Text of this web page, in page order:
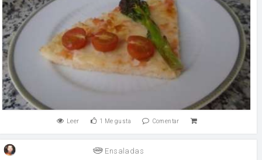
Leer 1 Me gusta Comentar
Ensaladas